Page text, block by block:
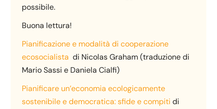
possibile.
Buona lettura!
Pianificazione e modalità di cooperazione
ecosocialista di Nicolas Graham (traduzione di
Mario Sassi e Daniela Cialfi)
Pianificare un’economia ecologicamente
sostenibile e democratica: sfide e compiti di